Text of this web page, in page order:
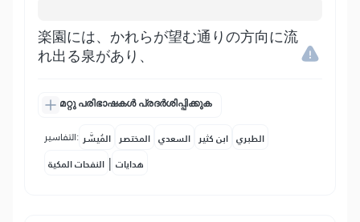
楽園には、かれらが望む通りの方向に流
れ出る泉があり、
മറ്റു പരിഭാഷകൾ പ്രദർശിപ്പിക്കുക
التفاسير: المُيسَّر المختصر السعدي ابن كثير الطبري
النفحات المكية | هدايات